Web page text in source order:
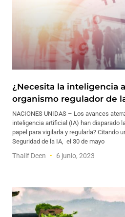
¿Necesita la inteligencia
organismo regulador de
NACIONES UNIDAS – Los avances
inteligencia artificial (IA) han disparado
papel para vigilarla y regularla? Citando
Seguridad de la IA, el 30 de mayo
Thalif Deen 6 junio, 2023